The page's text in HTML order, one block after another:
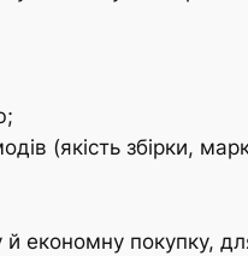
(якість збірки,
економну покупку,